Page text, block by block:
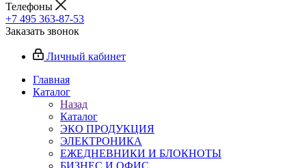
Телефоны
+7 495 363-87-53
Заказать звонок
Личный кабинет
Главная
Каталог
Назад
Каталог
ЭКО ПРОДУКЦИЯ
ЭЛЕКТРОНИКА
ЕЖЕДНЕВНИКИ И БЛОКНОТЫ
БИЗНЕС И ОФИС